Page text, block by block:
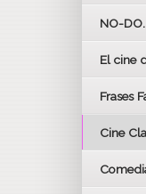
NO-
El cine
Frases
Cine